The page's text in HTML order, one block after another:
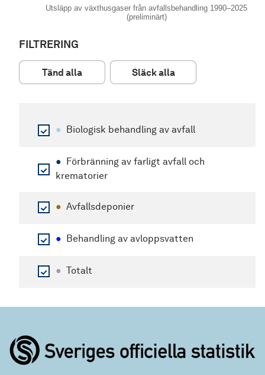
Utsläpp av växthusgaser från avfallsbehandling 1990–2025
(preliminärt)
FILTRERING
Tänd alla Släck alla
● Biologisk behandling av avfall
●
Förbränning av farligt avfall och
krematorier
● Avfallsdeponier
● Behandling av avloppsvatten
● Totalt